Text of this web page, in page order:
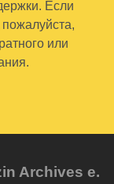
Если
или
Archives e.